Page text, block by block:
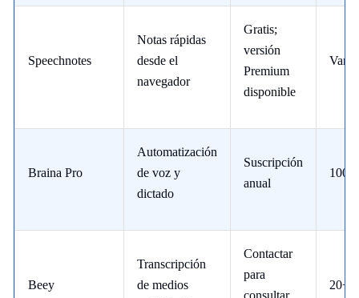
Speechnotes
Notas rápidas
desde el
navegador
Gratis;
versión
Premium
disponible
Braina Pro
Automatización
de voz y
dictado
Suscripción
anual
100+
Beey
Transcripción
de medios
Contactar
para
consultar
20+